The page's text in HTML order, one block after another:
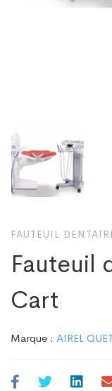
FAUTEUIL
Fauteuil
Cart
Marque : AIREL